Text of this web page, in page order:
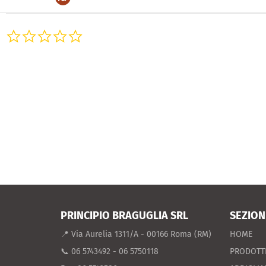
PRINCIPIO BRAGUGLIA SRL
📍 Via Aurelia 1311/A - 00166 Roma (RM)
📞 06 5743492 - 06 5750118
HOME
PRODOTTI